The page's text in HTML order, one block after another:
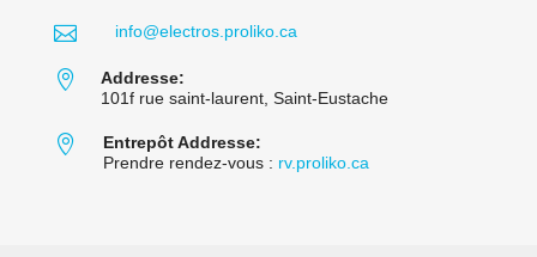
 info@electros.proliko.ca

Addresse:
101f rue saint-laurent, Saint-Eustache

Entrepôt Addresse:
Prendre rendez-vous : rv.proliko.ca